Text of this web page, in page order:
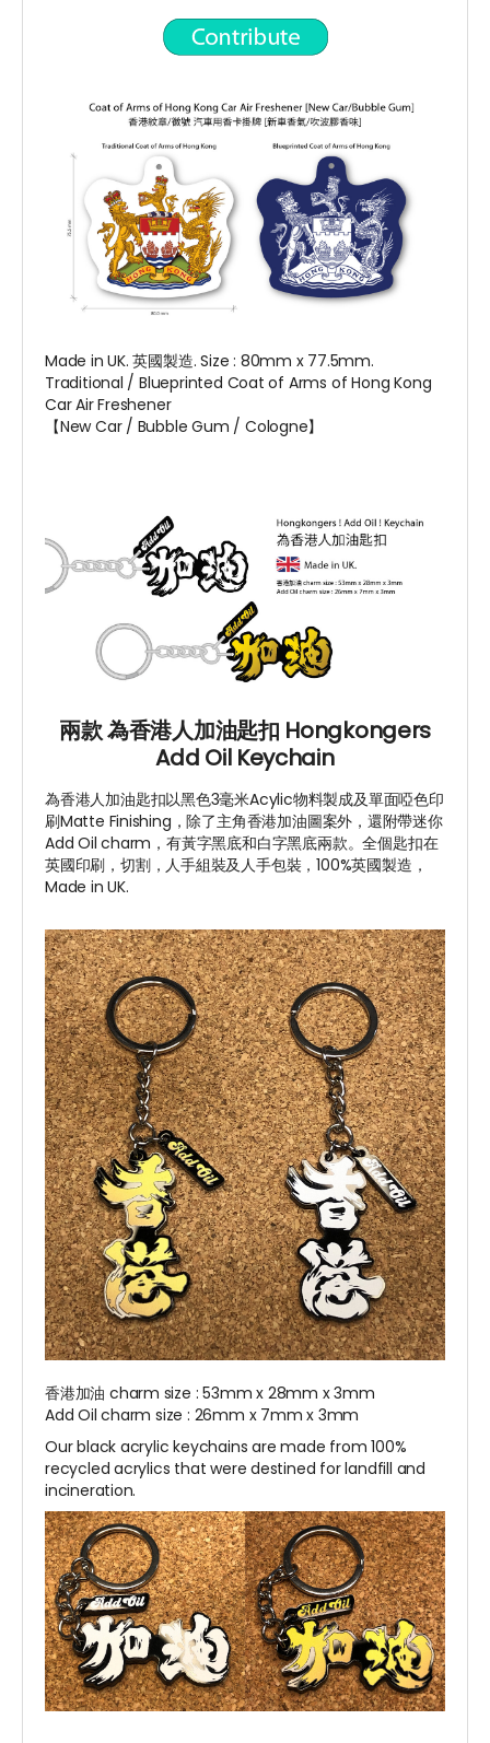
Made in UK. 英國製造. Size : 80mm x 77.5mm.
Traditional / Blueprinted Coat of Arms of Hong Kong
Car Air Freshener
【New Car / Bubble Gum / Cologne】
兩款 為香港人加油匙扣 Hongkongers
Add Oil Keychain
為香港人加油匙扣以黑色3毫米Acylic物料製成及單面啞色印
刷Matte Finishing，除了主角香港加油圖案外，還附帶迷你
Add Oil charm，有黃字黑底和白字黑底兩款。全個匙扣在
英國印刷，切割，人手組裝及人手包裝，100%英國製造，
Made in UK.
香港加油 charm size : 53mm x 28mm x 3mm
Add Oil charm size : 26mm x 7mm x 3mm
Our black acrylic keychains are made from 100%
recycled acrylics that were destined for landfill and
incineration.